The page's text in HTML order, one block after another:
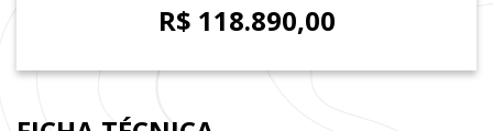
R$ 118.890,00